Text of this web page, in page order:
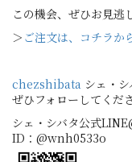
この機会、ぜひお見
＞ ご注文は、コチラか
chezshibata シェ・
ぜひフォローしてくだ
シェ・シバタ公式
ID：@wnh0533o